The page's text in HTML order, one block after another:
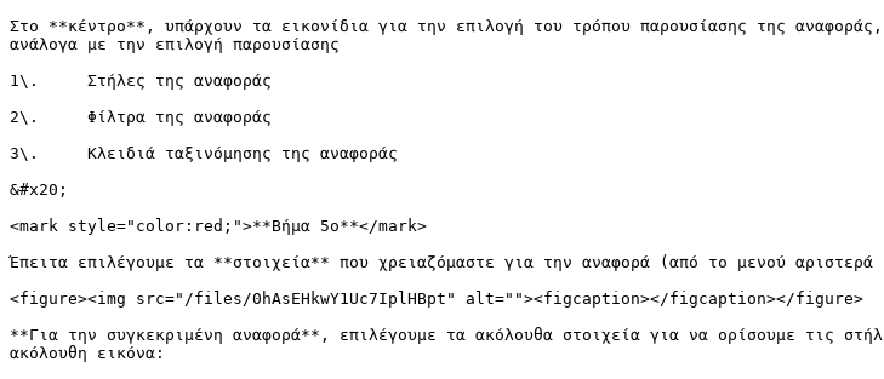
Στο **κέντρο**, υπάρχουν τα εικονίδια για την επιλογή του τρόπου παρουσίασης της
ανάλογα με την επιλογή παρουσίασης
1\.     Στήλες της αναφοράς
2\.     Φίλτρα της αναφοράς
3\.     Κλειδιά ταξινόμησης της αναφοράς
&#x20;
<mark style="color:red;">**Βήμα 5ο**</mark>
Έπειτα επιλέγουμε τα **στοιχεία** που χρειαζόμαστε για την αναφορά (από το μενού
<figure><img src="/files/0hAsEHkwY1Uc7IplHBpt" alt=""><figcaption></figcaption></figure>
**Για την συγκεκριμένη αναφορά**, επιλέγουμε τα ακόλουθα στοιχεία για να ορίσουμε τις
ακόλουθη εικόνα: